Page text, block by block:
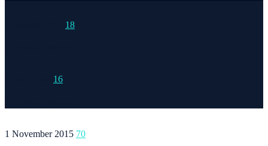
18
16
1 November 2015 70